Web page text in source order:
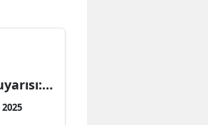
2025